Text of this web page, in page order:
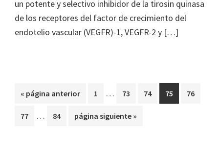
un potente y selectivo inhibidor de la tirosin quinasa
de los receptores del factor de crecimiento del
endotelio vascular (VEGFR)-1, VEGFR-2 y […]
« Ir
la
página anterior Página
1
Páginas
omitidas
… Página
73 Página
74 Página
75 Página
76
Página
77
Páginas
… Página
84
Ir
página siguiente »